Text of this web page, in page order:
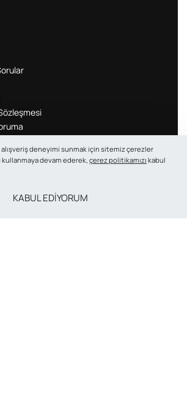
deneyimi sunmak için sitemiz çerezler
kullanmaya devam ederek,çerez politikamızı kabul
KABUL EDİYORUM